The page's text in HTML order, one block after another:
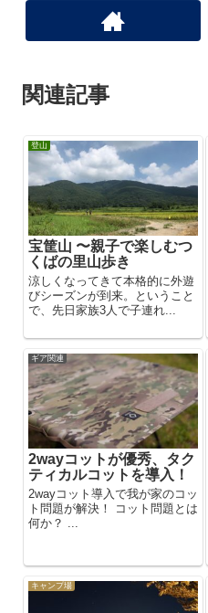
関連記事
登山
宝筐山 〜親子で楽しむつ
くばの里山歩き
涼しくなってきて本格的に外遊
びシーズンが到来。ということ
で、先日家族3人で子連れ...
ギア関連
2wayコットが優秀、タク
ティカルコットを導入！
2wayコット導入で我が家のコッ
ト問題が解決！ コット問題とは
何か？ ...
キャンプ場